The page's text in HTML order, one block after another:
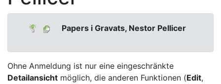
Papers i Gravats, Nestor Pellicer
Ohne Anmeldung ist nur eine eingeschränkte
Detailansicht möglich, die anderen Funktionen (Edit,